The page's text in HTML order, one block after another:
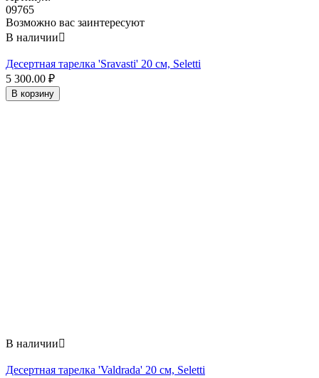
09765
Возможно вас заинтересуют
В наличии
Десертная тарелка 'Sravasti' 20 см, Seletti
5 300.00 ₽
В корзину
В наличии
Десертная тарелка 'Valdrada' 20 см, Seletti